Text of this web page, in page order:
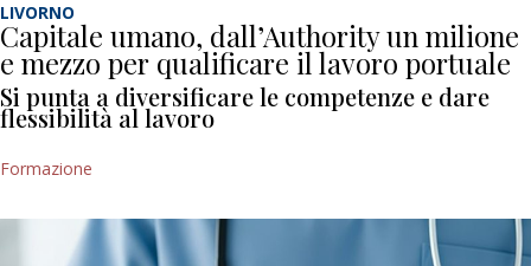
LIVORNO
Capitale umano, dall’Authority un milione
e mezzo per qualificare il lavoro portuale
Si punta a diversificare le competenze e dare
flessibilità al lavoro
Formazione